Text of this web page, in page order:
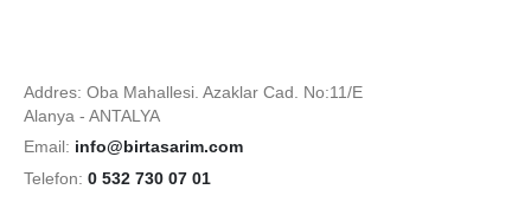
Addres: Oba Mahallesi. Azaklar Cad. No:11/E
Alanya - ANTALYA
Email: info@birtasarim.com
Telefon: 0 532 730 07 01